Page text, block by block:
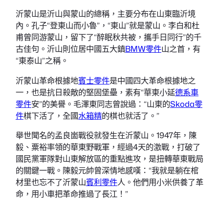
沂蒙山是沂山與蒙山的總稱，主要分布在山東臨沂境
內。孔子“登東山而小魯”，“東山”就是蒙山。李白和杜
甫曾同游蒙山，留下了“醉眠秋共被，攜手日同行”的千
古佳句。沂山則位居中國五大鎮BMW零件山之首，有
“東泰山”之稱。
沂蒙山革命根據地賓士零件是中國四大革命根據地之
一，也是抗日殺敵的堅固堡壘，素有“華東小延德系車
零件安”的美譽。毛澤東同志曾說過：“山東的Skoda零
件棋下活了，全國水箱精的棋也就活了。”
舉世聞名的孟良崮戰役就發生在沂蒙山。1947年，陳
毅、粟裕率領的華東野戰軍，經過4天的激戰，打破了
國民黨軍隊對山東解放區的重點進攻，是扭轉華東戰局
的關鍵一戰。陳毅元帥曾深情地感嘆：“我就是躺在棺
材里也忘不了沂蒙山賓利零件人。他們用小米供養了革
命，用小車把革命推過了長江！”